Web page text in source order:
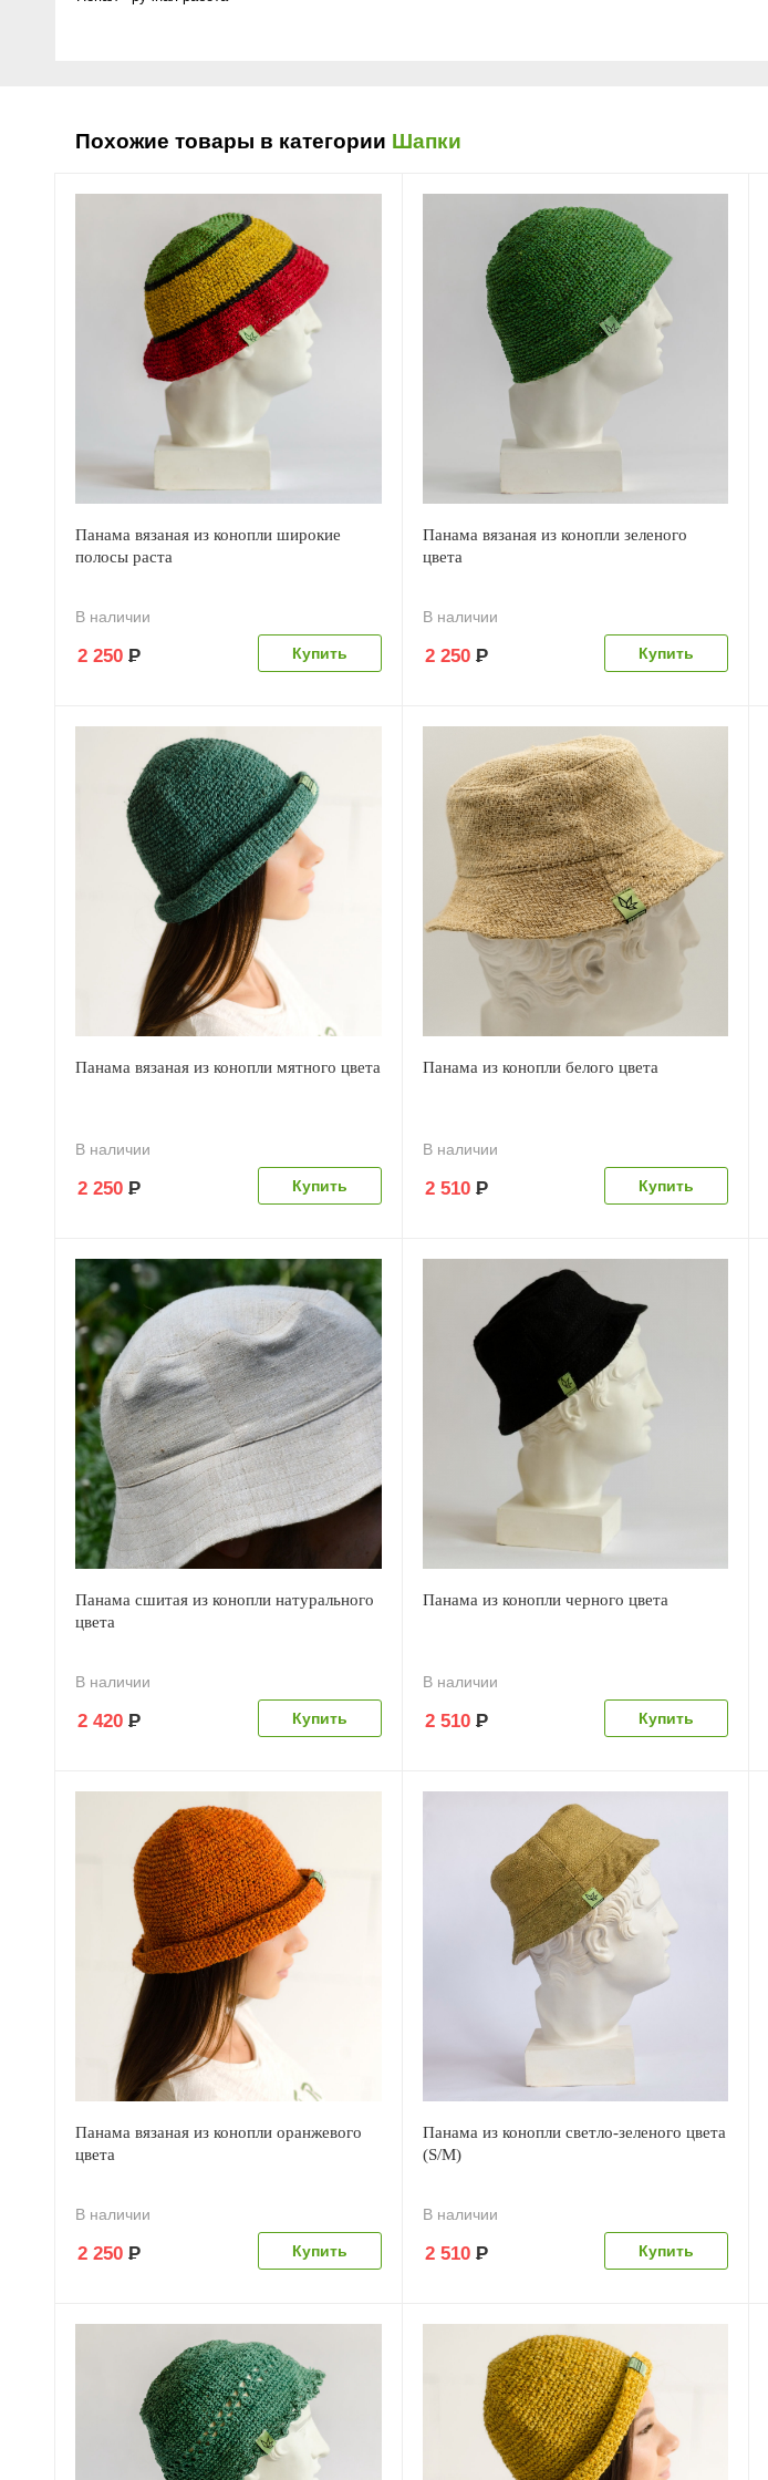
Похожие товары в категории Шапки
Панама вязаная из конопли широкие
полосы раста
В наличии
2 250 Р
Панама вязаная из конопли зеленого
цвета
В наличии
2 250 Р
Панама вязаная из конопли мятного цвета
В наличии
2 250 Р
Панама из конопли белого цвета
В наличии
2 510 Р
Панама сшитая из конопли натурального
цвета
В наличии
2 420 Р
Панама из конопли черного цвета
В наличии
2 510 Р
Панама вязаная из конопли оранжевого
цвета
В наличии
2 250 Р
Панама из конопли светло-зеленого цвета
(S/M)
В наличии
2 510 Р